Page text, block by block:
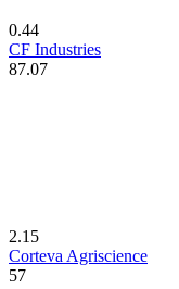
0.44
CF Industries
87.07
2.15
Corteva Agriscience
57